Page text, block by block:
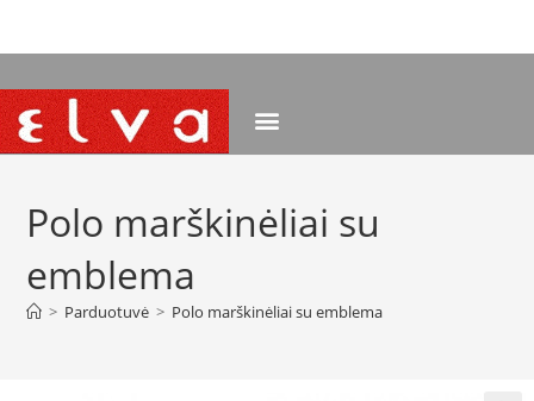
Polo marškinėliai su
emblema
> Parduotuvė > Polo marškinėliai su emblema